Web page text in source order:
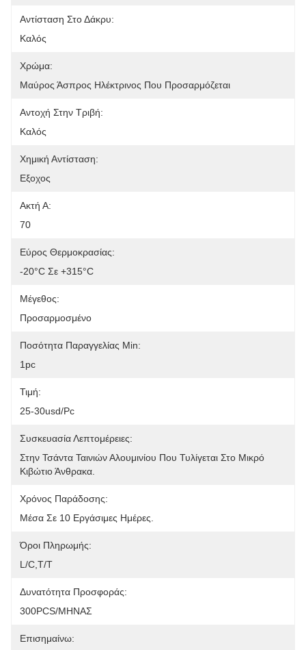
Αντίσταση Στο Δάκρυ:
Καλός
Χρώμα:
Μαύρος Άσπρος Ηλέκτρινος Που Προσαρμόζεται
Αντοχή Στην Τριβή:
Καλός
Χημική Αντίσταση:
Εξοχος
Ακτή Α:
70
Εύρος Θερμοκρασίας:
-20°C Σε +315°C
Μέγεθος:
Προσαρμοσμένο
Ποσότητα Παραγγελίας Min:
1pc
Τιμή:
25-30usd/pc
Συσκευασία Λεπτομέρειες:
Στην Τσάντα Ταινιών Αλουμινίου Που Τυλίγεται Στο Μικρό
Κιβώτιο Άνθρακα.
Χρόνος Παράδοσης:
Μέσα Σε 10 Εργάσιμες Ημέρες.
Όροι Πληρωμής:
L/C,T/T
Δυνατότητα Προσφοράς:
300PCS/ΜΗΝΑΣ
Επισημαίνω: